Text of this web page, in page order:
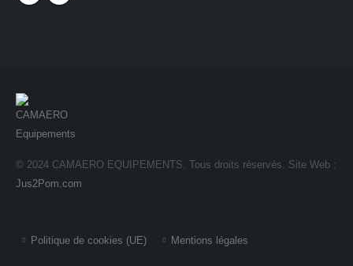
© 2024 CAMAERO EQUIPEMENTS. Tous droits réservés. Site Web :
Jus2Pom.com
Politique de cookies (UE) Mentions légales